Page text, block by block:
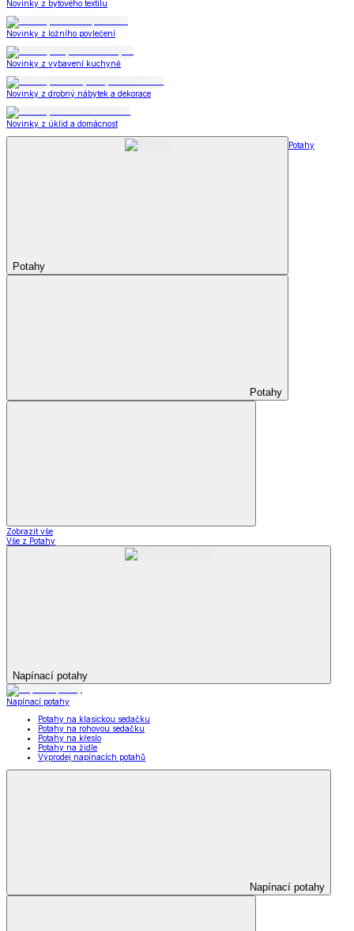
Novinky z bytového textilu
Novinky z ložního povlečení
Novinky z vybavení kuchyně
Novinky z drobný nábytek a dekorace
Novinky z úklid a domácnost
Potahy
Potahy
Potahy
Zobrazit vše
Vše z Potahy
Napínací potahy
Napínací potahy
Potahy na klasickou sedačku
Potahy na rohovou sedačku
Potahy na křeslo
Potahy na židle
Výprodej napínacích potahů
Napínací potahy